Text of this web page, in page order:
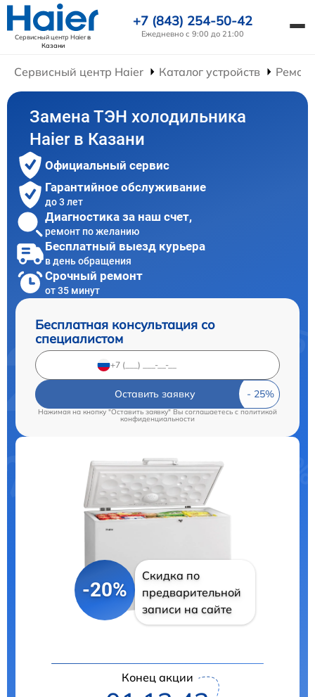
Сервисный центр Haierв
Казани
+7 (843) 254-50-42
Ежедневно с 9:00 до 21:00
Сервисный центр Haier Каталог устройств
Замена ТЭН холодильника
Haier в Казани
Официальный сервис
Гарантийное обслуживание
до 3 лет
Диагностика за наш счет,
ремонт по желанию
Бесплатный выезд курьера
в день обращения
Срочный ремонт
от 35 минут
Бесплатная консультация со
специалистом
Оставить заявку
Нажимая на кнопку "Оставить заявку" Вы соглашаетесь cполитикой
конфиденциальности
-20%
Скидка по
предварительной
записи на сайте
Конец акции